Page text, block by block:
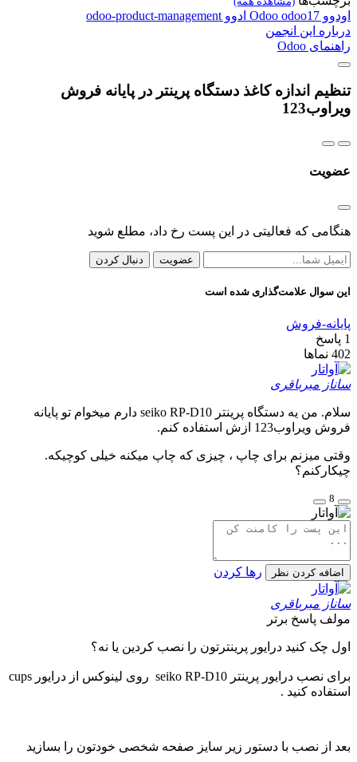
اودوو Odoo odoo17 ادوو odoo-product-management
درباره این انجمن
راهنمای Odoo
تنظیم اندازه کاغذ دستگاه پرینتر در پایانه فروش
ویراوب123
عضویت
هنگامی که فعالیتی در این پست رخ داد، مطلع شوید
عضویت دنبال کردن
این سوال علامت‌گذاری شده است
پایانه-فروش
1 پاسخ
402 نماها
ساناز میرباقری
سلام. من یه دستگاه پرینتر seiko RP-D10 دارم میخوام تو پایانه
فروش ویراوب123 ازش استفاده کنم.
وقتی میزنم برای چاپ ، چیزی که چاپ میکنه خیلی کوچیکه.
چیکارکنم؟
8
اضافه کردن نظر رها کردن
ساناز میرباقری
مولف پاسخ برتر
اول چک کنید درایور پرینترتون را نصب کردین یا نه؟
برای نصب درایور پرینتر seiko RP-D10
روی لینوکس از درایور cups
استفاده کنید .
بعد از نصب با دستور زیر سایز صفحه شخصی خودتون را بسازید